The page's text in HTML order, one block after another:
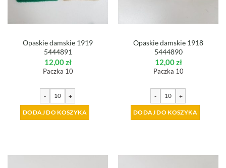
Opaskie damskie 1919
5444891
12,00zł
Paczka 10
- +
DODAJ DO KOSZYKA
Opaskie damskie 1918
5444890
12,00zł
Paczka 10
- +
DODAJ DO KOSZYKA